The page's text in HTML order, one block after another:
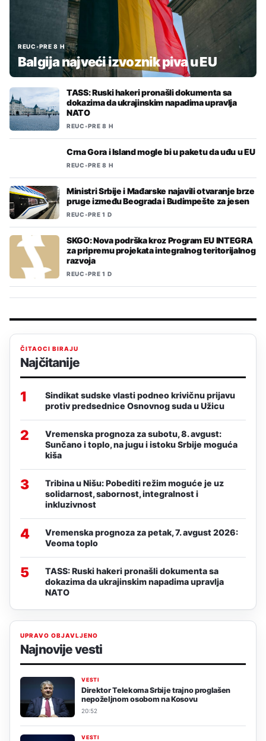
REUC•PRE 8 H
Balgija najveći izvoznik piva u EU
TASS: Ruski hakeri pronašli dokumenta sa
dokazima da ukrajinskim napadima upravlja
NATO
REUC•PRE 8 H
Crna Gora i Island mogle bi u paketu da uđu u EU
REUC•PRE 8 H
Ministri Srbije i Mađarske najavili otvaranje brze
pruge između Beograda i Budimpešte za jesen
REUC•PRE 1 D
SKGO: Nova podrška kroz Program EU INTEGRA
za pripremu projekata integralnog teritorijalnog
razvoja
REUC•PRE 1 D
ČITAOCI BIRAJU
Najčitanije
1
Sindikat sudske vlasti podneo krivičnu prijavu
protiv predsednice Osnovnog suda u Užicu
2
Vremenska prognoza za subotu, 8. avgust:
Sunčano i toplo, na jugu i istoku Srbije moguća
kiša
3
Tribina u Nišu: Pobediti režim moguće je uz
solidarnost, sabornost, integralnost i
inkluzivnost
4
Vremenska prognoza za petak, 7. avgust 2026:
Veoma toplo
5
TASS: Ruski hakeri pronašli dokumenta sa
dokazima da ukrajinskim napadima upravlja
NATO
UPRAVO OBJAVLJENO
Najnovije vesti
VESTI
Direktor Telekoma Srbije trajno proglašen
nepoželjnom osobom na Kosovu
20:52
VESTI